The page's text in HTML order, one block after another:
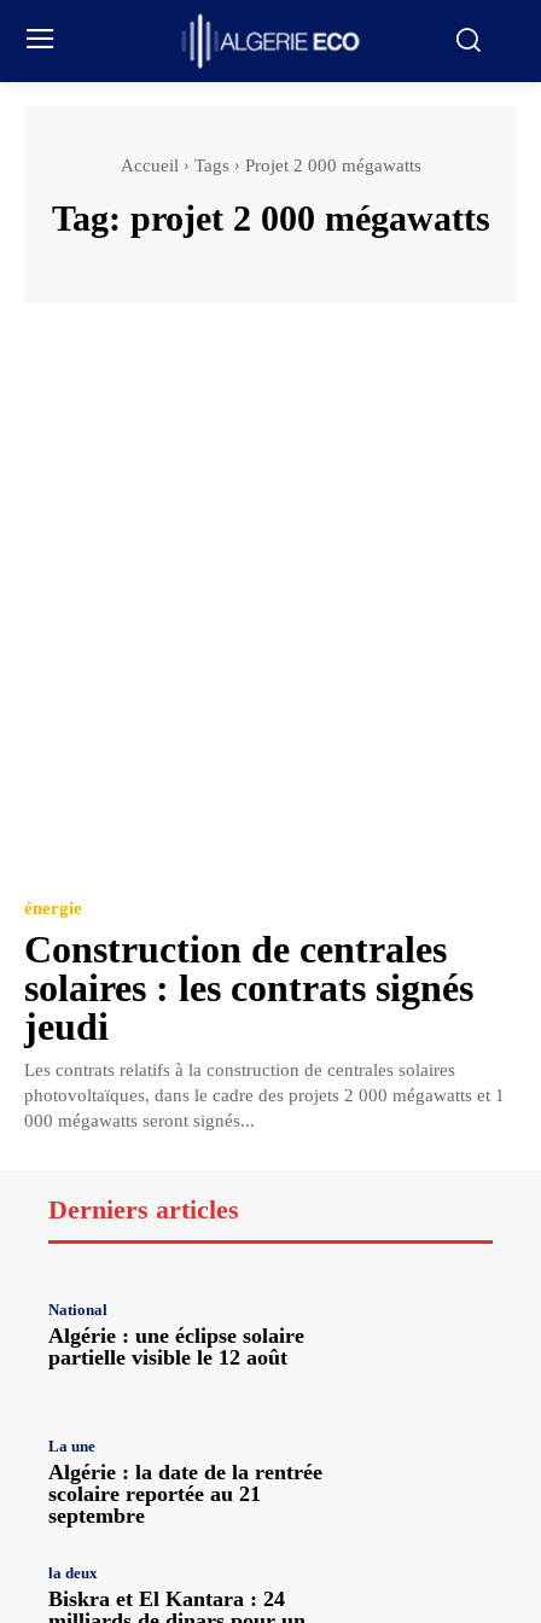
Accueil Tags Projet 2 000 mégawatts
Tag: projet 2 000 mégawatts
énergie
Construction de centrales
solaires : les contrats signés
jeudi
Les contrats relatifs à la construction de centrales solaires
photovoltaïques, dans le cadre des projets 2 000 mégawatts et 1
000 mégawatts seront signés...
Derniers articles
National
Algérie : une éclipse solaire
partielle visible le 12 août
La une
Algérie : la date de la rentrée
scolaire reportée au 21
septembre
la deux
Biskra et El Kantara : 24